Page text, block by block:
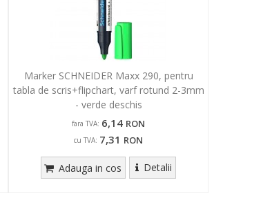
Marker SCHNEIDER Maxx 290, pentru
tabla de scris+flipchart, varf rotund 2-3mm
- verde deschis
fara TVA: 6,14 RON
cu TVA: 7,31 RON
Adauga in cos Detalii